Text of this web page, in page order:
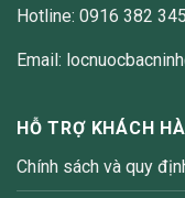
Hotline: 0916 382
Email:
HỖ TRỢ KHÁCH
Chính sách và quy